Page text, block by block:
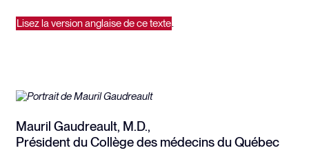
Lisez la version anglaise de ce texte.
Mauril Gaudreault, M.D.,
Président du Collège des médecins du Québec